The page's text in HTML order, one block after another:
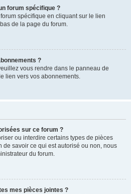
forum spécifique ?
spécifique en cliquant sur le lien
de la page du forum.
?
vous rendre dans le panneau de
lien vers vos abonnements.
sur ce forum ?
ou interdire certains types de pièces
de savoir ce qui est autorisé ou non, nous
du forum.
mes pièces jointes ?